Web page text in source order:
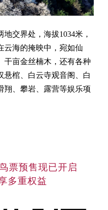
交界处，海拔1034米，
云海的掩映中，宛如仙
干亩金丝楠木，还有各种
悬棺、白云寺观音阁、白
翔、攀岩、露营等娱乐项
票预售现已开启
多重权益